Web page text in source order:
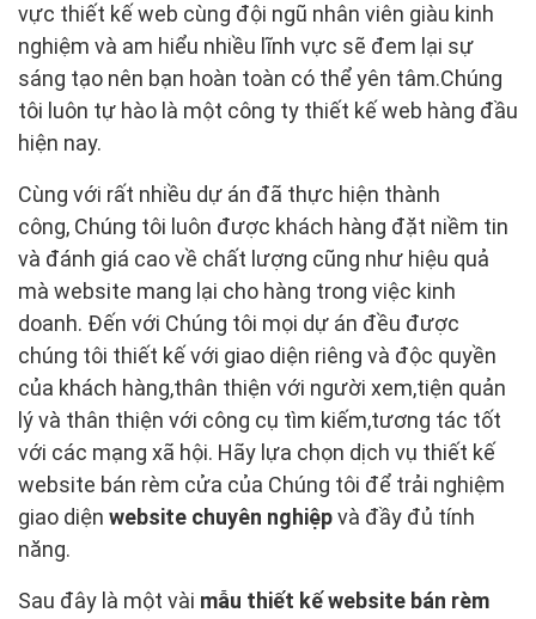
vực thiết kế web cùng đội ngũ nhân viên giàu kinh
nghiệm và am hiểu nhiều lĩnh vực sẽ đem lại sự
sáng tạo nên bạn hoàn toàn có thể yên tâm.Chúng
tôi luôn tự hào là một công ty thiết kế web hàng đầu
hiện nay.
Cùng với rất nhiều dự án đã thực hiện thành
công, Chúng tôi luôn được khách hàng đặt niềm tin
và đánh giá cao về chất lượng cũng như hiệu quả
mà website mang lại cho hàng trong việc kinh
doanh. Đến với Chúng tôi mọi dự án đều được
chúng tôi thiết kế với giao diện riêng và độc quyền
của khách hàng,thân thiện với người xem,tiện quản
lý và thân thiện với công cụ tìm kiếm,tương tác tốt
với các mạng xã hội. Hãy lựa chọn dịch vụ thiết kế
website bán rèm cửa của Chúng tôi để trải nghiệm
giao diện website chuyên nghiệpvà đầy đủ tính
năng.
Sau đây là một vài mẫu thiết kế website bán rèm